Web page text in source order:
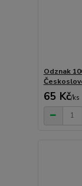
Odznak
65 Kč/ks